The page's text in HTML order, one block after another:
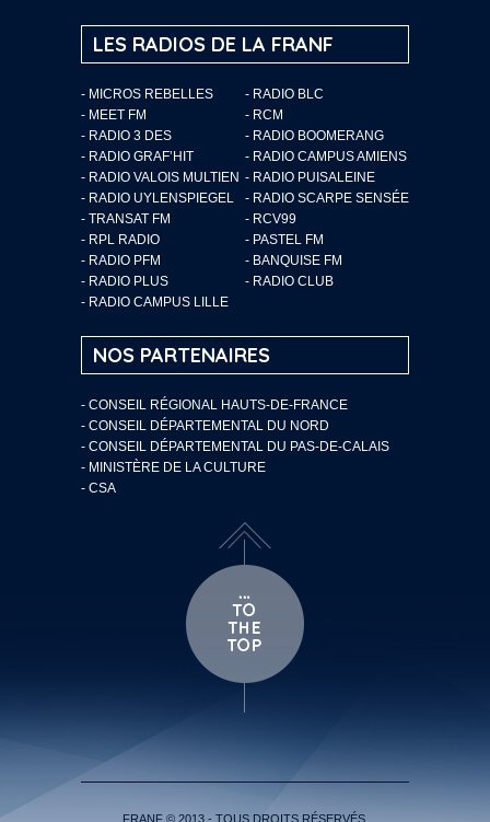
LES RADIOS DE LA FRANF
- MICROS REBELLES
- RADIO BLC
- MEET FM
- RCM
- RADIO 3 DES
- RADIO BOOMERANG
- RADIO GRAF’HIT
- RADIO CAMPUS AMIENS
- RADIO VALOIS MULTIEN - RADIO PUISALEINE
- RADIO UYLENSPIEGEL
- RADIO SCARPE SENSÉE
- TRANSAT FM
- RCV99
- RPL RADIO
- PASTEL FM
- RADIO PFM
- BANQUISE FM
- RADIO PLUS
- RADIO CLUB
- RADIO CAMPUS LILLE
NOS PARTENAIRES
- CONSEIL RÉGIONAL HAUTS-DE-FRANCE
- CONSEIL DÉPARTEMENTAL DU NORD
- CONSEIL DÉPARTEMENTAL DU PAS-DE-CALAIS
- MINISTÈRE DE LA CULTURE
- CSA
FRANF © 2013 - TOUS DROITS RÉSERVÉS.